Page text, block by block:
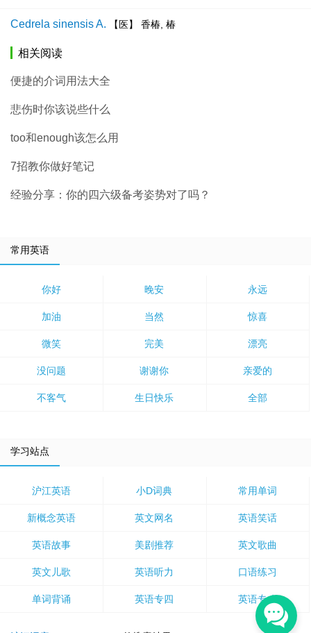
Cedrela sinensis A. 【医】 香椿, 椿
相关阅读
便捷的介词用法大全
悲伤时你该说些什么
too和enough该怎么用
7招教你做好笔记
经验分享：你的四六级备考姿势对了吗？
常用英语
你好 晚安 永远
加油 当然 惊喜
微笑 完美 漂亮
没问题 谢谢你 亲爱的
不客气 生日快乐 全部
学习站点
沪江英语 小D词典 常用单词
新概念英语 英文网名 英语笑话
英语故事 美剧推荐 英文歌曲
英文儿歌 英语听力 口语练习
单词背诵 英语专四 英语专八